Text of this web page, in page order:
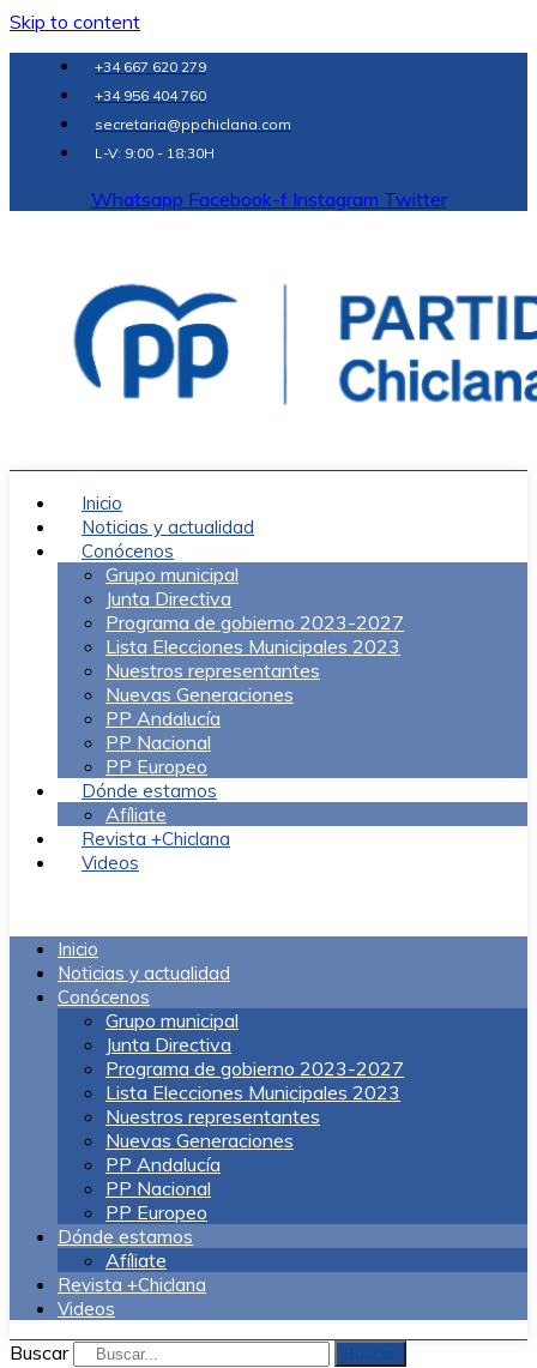
Skip to content
+34 667 620 279
+34 956 404 760
secretaria@ppchiclana.com
L-V: 9:00 - 18:30H
Whatsapp Facebook-f Instagram Twitter
Inicio
Noticias y actualidad
Conócenos
Grupo municipal
Junta Directiva
Programa de gobierno 2023-2027
Lista Elecciones Municipales 2023
Nuestros representantes
Nuevas Generaciones
PP Andalucía
PP Nacional
PP Europeo
Dónde estamos
Afíliate
Revista +Chiclana
Videos
Inicio
Noticias y actualidad
Conócenos
Grupo municipal
Junta Directiva
Programa de gobierno 2023-2027
Lista Elecciones Municipales 2023
Nuestros representantes
Nuevas Generaciones
PP Andalucía
PP Nacional
PP Europeo
Dónde estamos
Afíliate
Revista +Chiclana
Videos
Buscar